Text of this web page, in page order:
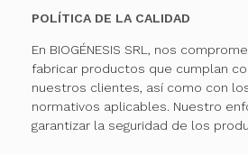
POLÍTICA DE LA CALIDAD
En BIOGÉNESIS SRL, nos
fabricar productos que cumplan
nuestros clientes, así como con
normativos aplicables. Nuestro
garantizar la seguridad de los